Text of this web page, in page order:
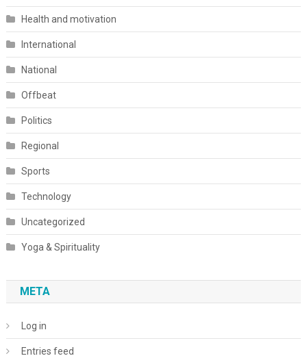
Health and motivation
International
National
Offbeat
Politics
Regional
Sports
Technology
Uncategorized
Yoga & Spirituality
META
Log in
Entries feed